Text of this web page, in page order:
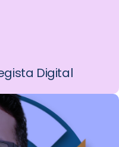
Digital